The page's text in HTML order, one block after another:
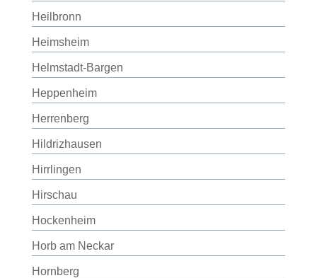
Heilbronn
Heimsheim
Helmstadt-Bargen
Heppenheim
Herrenberg
Hildrizhausen
Hirrlingen
Hirschau
Hockenheim
Horb am Neckar
Hornberg